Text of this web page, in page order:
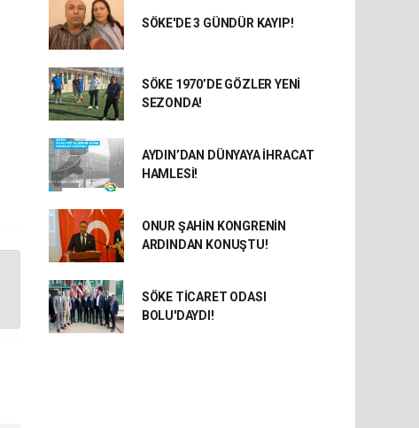
SÖKE'DE 3 GÜNDÜR KAYIP!
SÖKE 1970’DE GÖZLER YENİ
SEZONDA!
AYDIN’DAN DÜNYAYA İHRACAT
HAMLESİ!
ONUR ŞAHİN KONGRENİN
ARDINDAN KONUŞTU!
SÖKE TİCARET ODASI
BOLU'DAYDI!